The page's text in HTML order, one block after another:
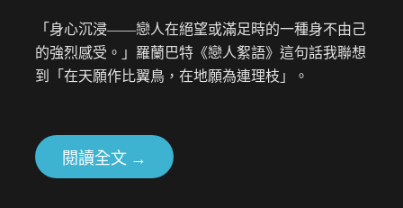
「身心沉浸――戀人在絕望或滿足時的一種身不由己
的強烈感受。」羅蘭巴特《戀人絮語》這句話我聯想
到「在天願作比翼鳥，在地願為連理枝」。
閱讀全文 →